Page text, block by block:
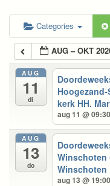
Categories
AUG – OKT
AUG
11
di
kerk HH.
aug 11 @ 09:30
AUG
13
do
Winschoten
Winschoten
aug 13 @ 19:00